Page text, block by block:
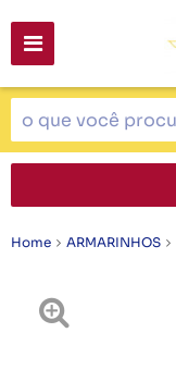
Home ARMARINHOS